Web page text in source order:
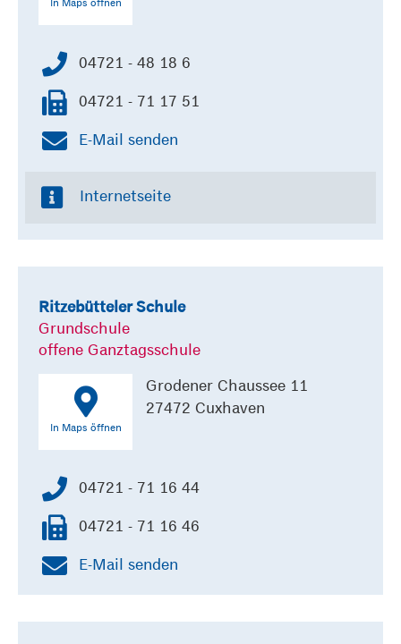
04721 - 48 18 6
04721 - 71 17 51
E-Mail senden
Internetseite
Ritzebütteler Schule
Grundschule
offene Ganztagsschule
In Maps öffnen
Grodener Chaussee 11
27472 Cuxhaven
04721 - 71 16 44
04721 - 71 16 46
E-Mail senden